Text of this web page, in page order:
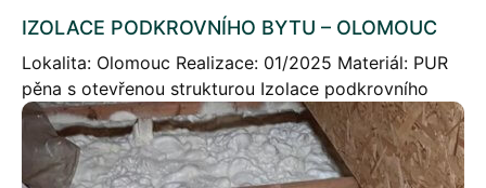
IZOLACE PODKROVNÍHO BYTU – OLOMOUC
Lokalita: Olomouc Realizace: 01/2025 Materiál: PUR
pěna s otevřenou strukturou Izolace podkrovního
bytu v Olomouci Stručný popis projektu: Naše firma
úspěšně realizovala zateplení podkrovního bytu v
Olomouci pomocí měkké PUR […]